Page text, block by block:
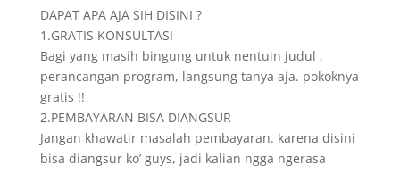
DAPAT APA AJA SIH DISINI ?
1.GRATIS KONSULTASI
Bagi yang masih bingung untuk nentuin judul ,
perancangan program, langsung tanya aja. pokoknya
gratis !!
2.PEMBAYARAN BISA DIANGSUR
Jangan khawatir masalah pembayaran. karena disini
bisa diangsur ko’ guys, jadi kalian ngga ngerasa